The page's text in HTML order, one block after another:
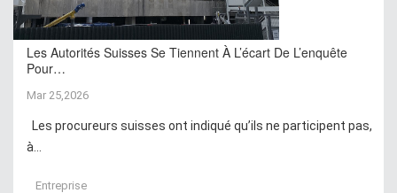
Les Autorités Suisses Se Tiennent À L’écart De L’enquête
Pour…
Mar 25,2026
Les procureurs suisses ont indiqué qu’ils ne participent pas,
à...
Entreprise